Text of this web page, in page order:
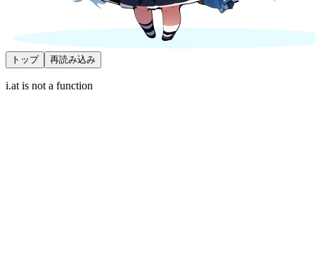
トップ 再読み込み
i.at is not a function